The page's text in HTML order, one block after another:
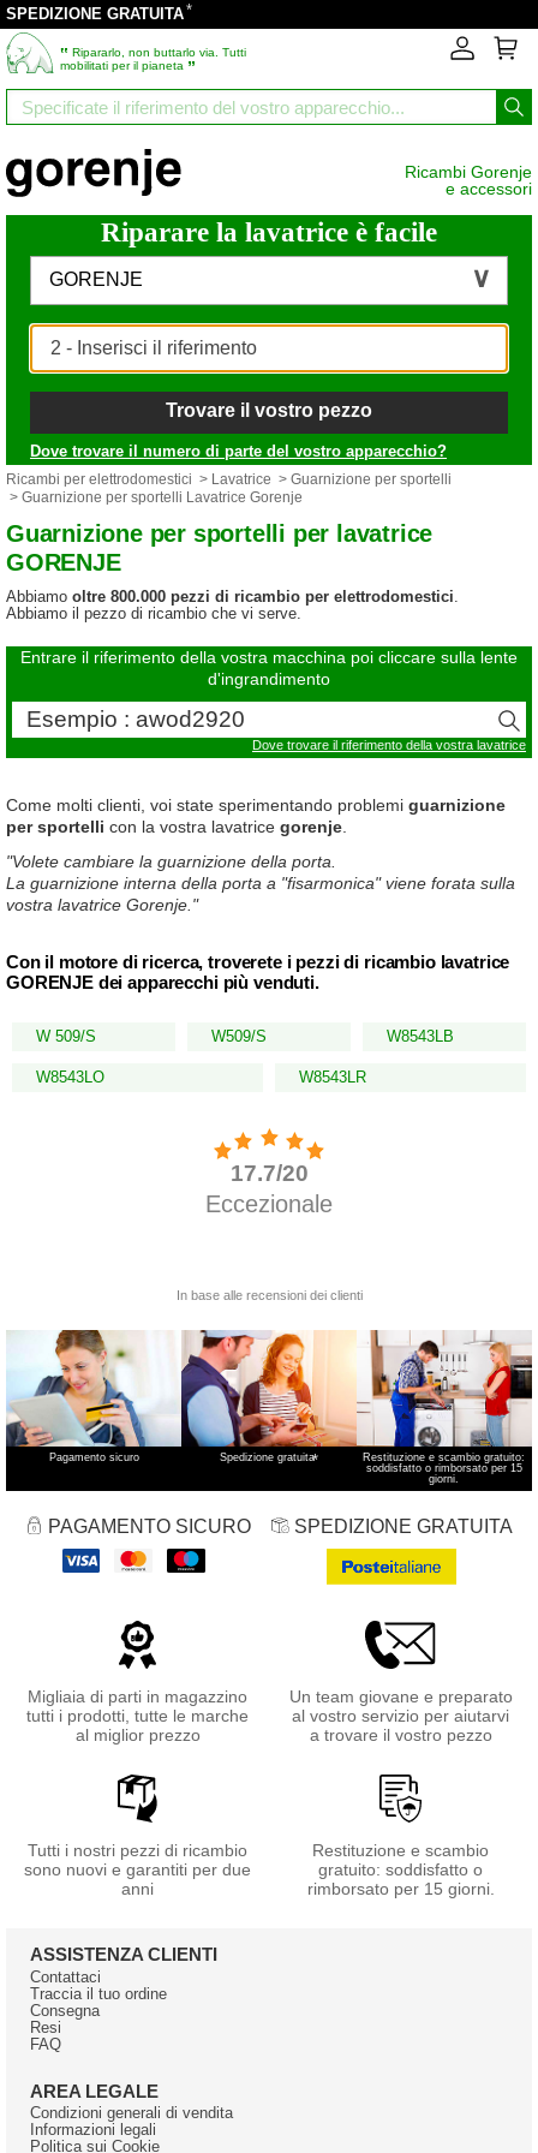
SPEDIZIONE GRATUITA*
‟ Ripararlo, non buttarlo via. Tutti
mobilitati per il pianeta ”
Ricambi Gorenje
e accessori
Riparare la lavatrice è facile
GORENJE
Trovare il vostro pezzo
Dove trovare il numero di parte del vostro apparecchio?
Ricambi per elettrodomestici > Lavatrice > Guarnizione per sportelli
> Guarnizione per sportelli Lavatrice Gorenje
Guarnizione per sportelli per lavatrice
GORENJE
Abbiamo oltre 800.000 pezzi di ricambio per elettrodomestici.
Abbiamo il pezzo di ricambio che vi serve.
Entrare il riferimento della vostra macchina poi cliccare sulla lente
d'ingrandimento
Dove trovare il riferimento della vostra lavatrice
Come molti clienti, voi state sperimentando problemi guarnizione
per sportelli con la vostra lavatrice gorenje
"Volete cambiare la guarnizione della porta.
La guarnizione interna della porta a "fisarmonica" viene forata sulla
vostra lavatrice Gorenje."
Con il motore di ricerca, troverete i pezzi di ricambio lavatrice
GORENJE dei apparecchi più venduti.
W 509/S W509/S W8543LB
W8543LO W8543LR
Pagamento sicuro Spedizione gratuita*
Restituzione e scambio gratuito:
soddisfatto o rimborsato per 15
giorni.
PAGAMENTO SICURO SPEDIZIONE GRATUITA
Migliaia di parti in magazzino
tutti i prodotti, tutte le marche
al miglior prezzo
Un team giovane e preparato
al vostro servizio per aiutarvi
a trovare il vostro pezzo
Tutti i nostri pezzi di ricambio
sono nuovi e garantiti per due
anni
Restituzione e scambio
gratuito: soddisfatto o
rimborsato per 15 giorni.
ASSISTENZA CLIENTI
Contattaci
Traccia il tuo ordine
Consegna
Resi
FAQ
AREA LEGALE
Condizioni generali di vendita
Informazioni legali
Politica sui Cookie